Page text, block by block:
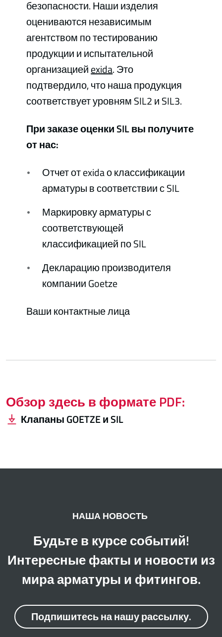
безопасности. Наши изделия
оцениваются независимым
агентством по тестированию
продукции и испытательной
организациейexida. Это
подтвердило, что наша продукция
соответствует уровням SIL2 и SIL3.
При заказе оценки SIL вы получите
от нас:
Отчет от exida о классификации
арматуры в соответствии с SIL
Маркировку арматуры с
соответствующей
классификацией по SIL
Декларацию производителя
компании Goetze
Ваши контактные лица
Обзор здесь в формате PDF:
Клапаны GOETZE и SIL
НАША НОВОСТЬ
Будьте в курсе событий!
Интересные факты и новости из
мира арматуры и фитингов.
Подпишитесь на нашу рассылку.